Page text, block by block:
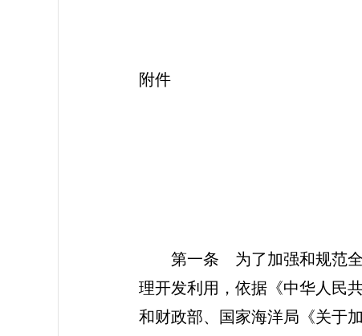
附件
第一条 为了加强和规范全
理开发利用，依据《中华人民
和财政部、国家海洋局《关于